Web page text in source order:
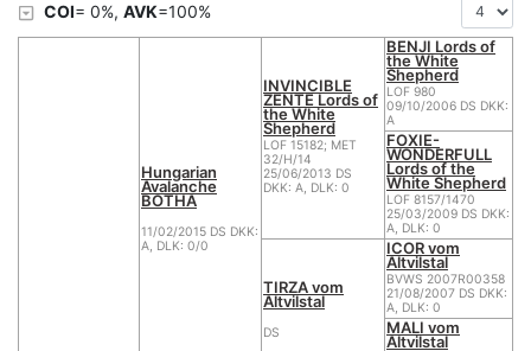
COI= 0%, AVK=100%
Hungarian
Avalanche
BOTHA
11/02/2015 DS DKK:
A, DLK: 0/0
INVINCIBLE
ZENTE Lords of
the White
Shepherd
LOF 15182; MET
32/H/14
25/06/2013 DS
DKK: A, DLK: 0
BENJI Lords of
the White
Shepherd
LOF 980
09/10/2006 DS DKK:
A
FOXIE-
WONDERFULL
Lords of the
White Shepherd
LOF 8157/1470
25/03/2009 DS DKK:
A, DLK: 0
TIRZA vom
Altvilstal
DS
ICOR vom
Altvilstal
BVWS 2007R00358
21/08/2007 DS DKK:
A, DLK: 0
MALI vom
Altvilstal